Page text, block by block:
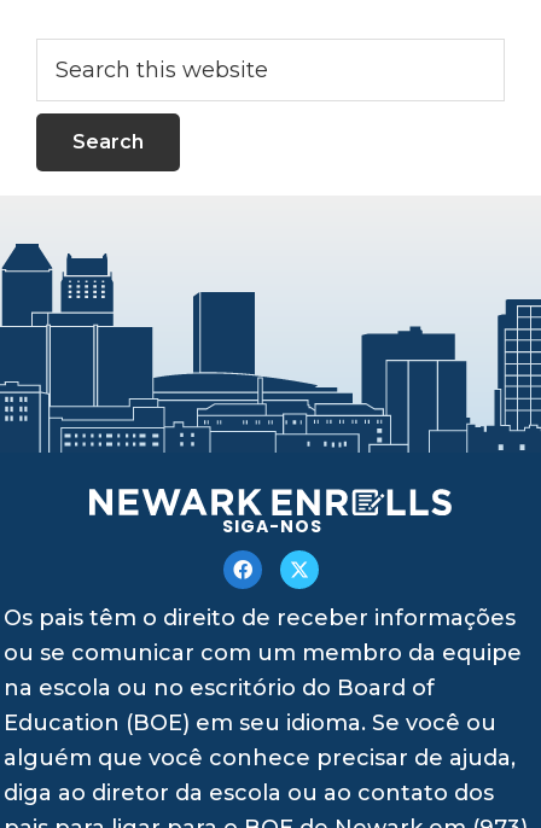
Search
website
SIGA-NOS
Os pais têm o direito de receber informações
ou se comunicar com um membro da equipe
na escola ou no escritório do Board of
Education (BOE) em seu idioma. Se você ou
alguém que você conhece precisar de ajuda,
diga ao diretor da escola ou ao contato dos